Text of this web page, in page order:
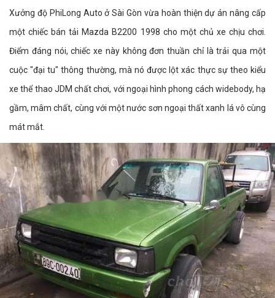
Xưởng độ PhiLong Auto ở Sài Gòn vừa hoàn thiện dự án nâng cấp
một chiếc bán tải Mazda B2200 1998 cho một chủ xe chịu chơi.
Điểm đáng nói, chiếc xe này không đơn thuần chỉ là trải qua một
cuộc "đại tu" thông thường, mà nó được lột xác thực sự theo kiểu
xe thể thao JDM chất chơi, với ngoại hình phong cách widebody, hạ
gầm, mâm chất, cùng với một nước sơn ngoại thất xanh lá vô cùng
mát mắt.